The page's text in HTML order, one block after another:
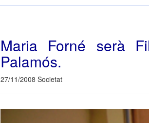
Maria Forné serà
Palamós.
27/11/2008 Societat